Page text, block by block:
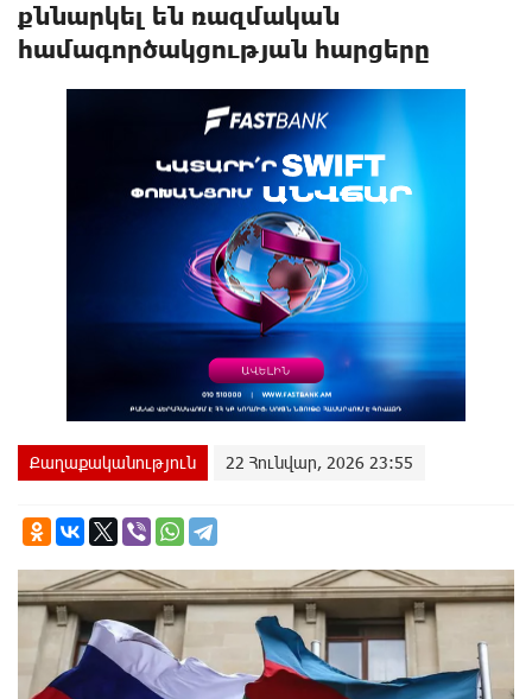
քննարկել են ռազմական
համագործակցության հարցերը
Քաղաքականություն 22 Հունվար, 2026 23:55